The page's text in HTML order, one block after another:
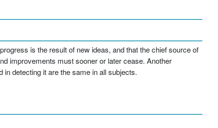
is the result of new ideas, and that the chief source of
improvements must sooner or later cease. Another
detecting it are the same in all subjects.